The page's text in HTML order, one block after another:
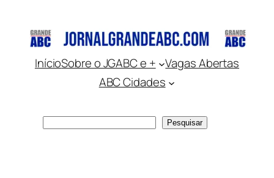
conteúdo
InícioSobre o JGABC e +
Vagas Abertas
ABC Cidades
Pesquisar